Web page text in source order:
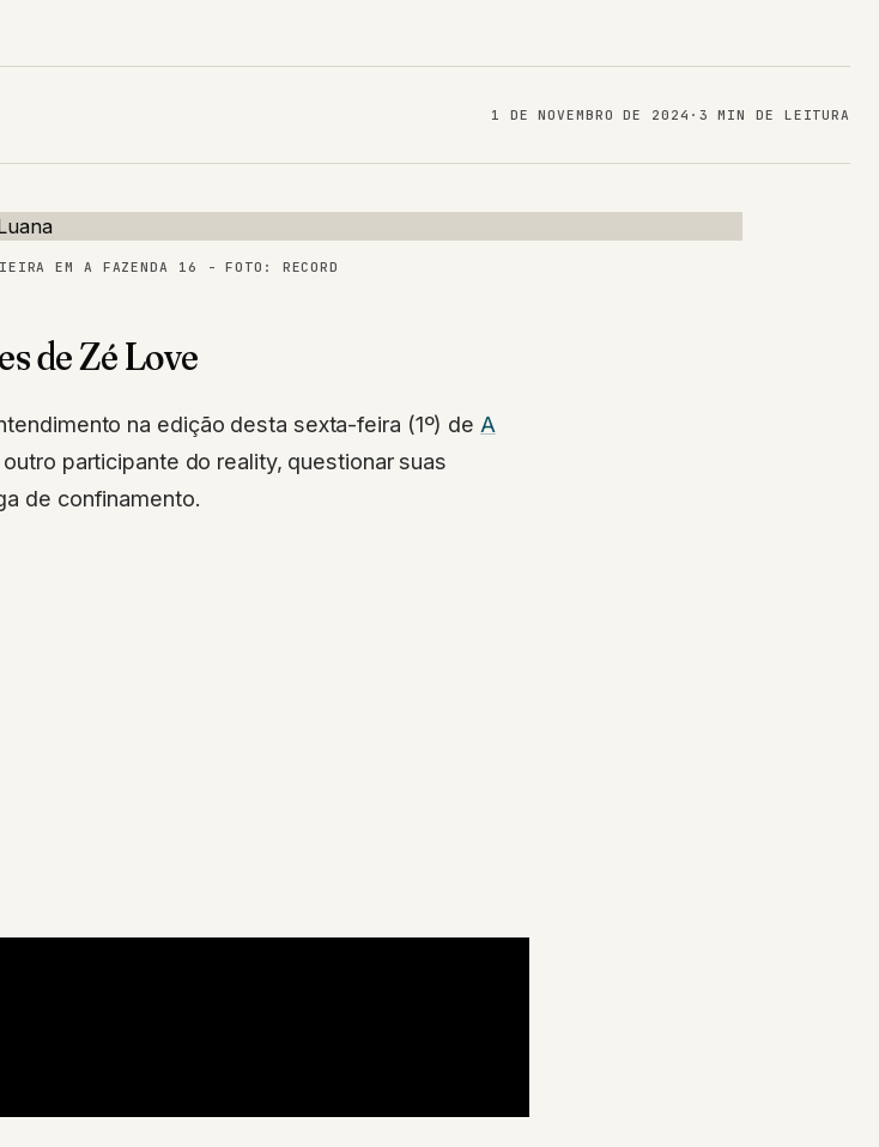
1 DE NOVEMBRO DE 2024 · 3 MIN DE LEITURA
EM A FAZENDA 16 - FOTO: RECORD
de Zé Love
na edição desta sexta-feira (1º) de A
outro participante do reality, questionar suas
de confinamento.